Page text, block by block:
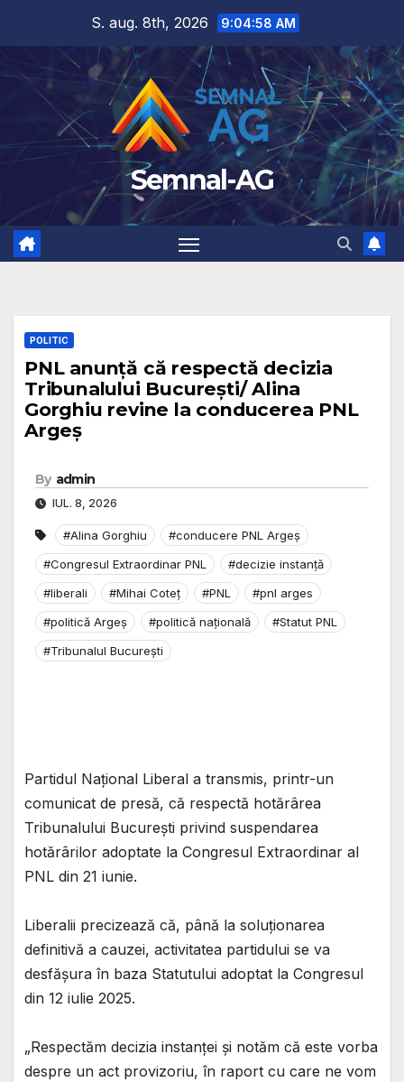
content
S. aug. 8th, 2026 9:04:59 AM
Semnal-AG
POLITIC
PNL anunță că respectă decizia
Tribunalului București/ Alina
Gorghiu revine la conducerea PNL
Argeș
By admin
IUL. 8, 2026
#Alina Gorghiu
#conducere PNL Argeș
#Congresul Extraordinar PNL
#decizie instanță
#liberali
#Mihai Coteț #PNL
#pnl arges
#politică Argeș
#politică națională
#Statut PNL
#Tribunalul București
Partidul Național Liberal a transmis, printr-un
comunicat de presă, că respectă hotărârea
Tribunalului București privind suspendarea
hotărârilor adoptate la Congresul Extraordinar al
PNL din 21 iunie.
Liberalii precizează că, până la soluționarea
definitivă a cauzei, activitatea partidului se va
desfășura în baza Statutului adoptat la Congresul
din 12 iulie 2025.
„Respectăm decizia instanței și notăm că este vorba
despre un act provizoriu, în raport cu care ne vom